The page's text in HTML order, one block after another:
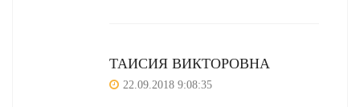
ТАИСИЯ ВИКТОРОВНА
22.09.2018 9:08:35